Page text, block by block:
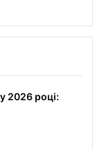
2026 році: